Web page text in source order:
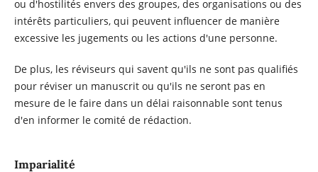
ou d'hostilités envers des groupes, des organisations ou des
intérêts particuliers, qui peuvent influencer de manière
excessive les jugements ou les actions d'une personne.
De plus, les réviseurs qui savent qu'ils ne sont pas qualifiés
pour réviser un manuscrit ou qu'ils ne seront pas en
mesure de le faire dans un délai raisonnable sont tenus
d'en informer le comité de rédaction.
Imparialité